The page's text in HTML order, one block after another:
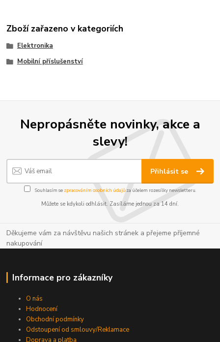
Zboží zařazeno v kategoriích
Elektronika
Mobilní příslušenství
Nepropásněte novinky, akce a
slevy!
Přihlásit se
Souhlasím se zpracováním osobních údajůza účelem rozesílky newsletteru.
Můžete se kdykoli odhlásit. Zasíláme jednou za 14 dní.
Děkujeme vám za návštěvu našich stránek a přejeme příjemné
nakupování
Informace pro zákazníky
O nás
Hodnocení
Obchodní podmínky
Odstoupení od smlouvy/Reklamace
Doprava a platba